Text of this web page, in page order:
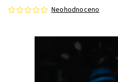
Neohodnoceno